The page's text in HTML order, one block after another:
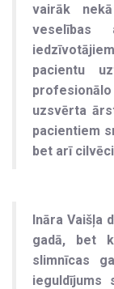
vairāk
veselības
pacientu
uzsvērta
pacientiem
bet arī
Ināra Vaišļa
gadā, bet
slimnīcas
ieguldījums